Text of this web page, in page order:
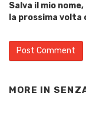
Salva il mio
la prossima volta
MORE IN